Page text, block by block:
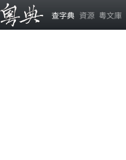
查字典 資源 粵文庫